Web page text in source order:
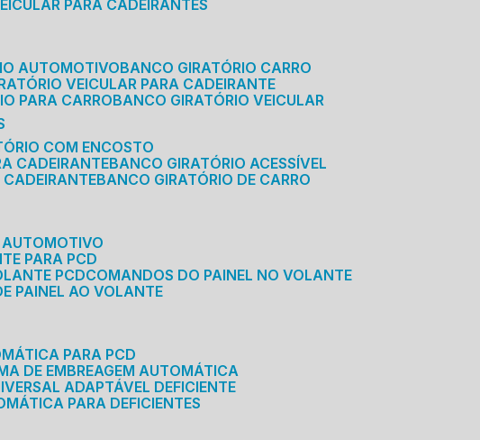
PARA CADEIRANTES
AUTOMOTIVO
BANCO GIRATÓRIO CARRO
VEICULAR PARA CADEIRANTE
PARA CARRO
BANCO GIRATÓRIO VEICULAR
COM ENCOSTO
CADEIRANTE BANCO GIRATÓRIO ACESSÍVEL
CADEIRANTE BANCO GIRATÓRIO DE CARRO
AUTOMOTIVO
PARA PCD
PCD
COMANDOS DO PAINEL NO VOLANTE
PAINEL AO VOLANTE
PARA PCD
DE EMBREAGEM AUTOMÁTICA
ADAPTÁVEL DEFICIENTE
PARA DEFICIENTES